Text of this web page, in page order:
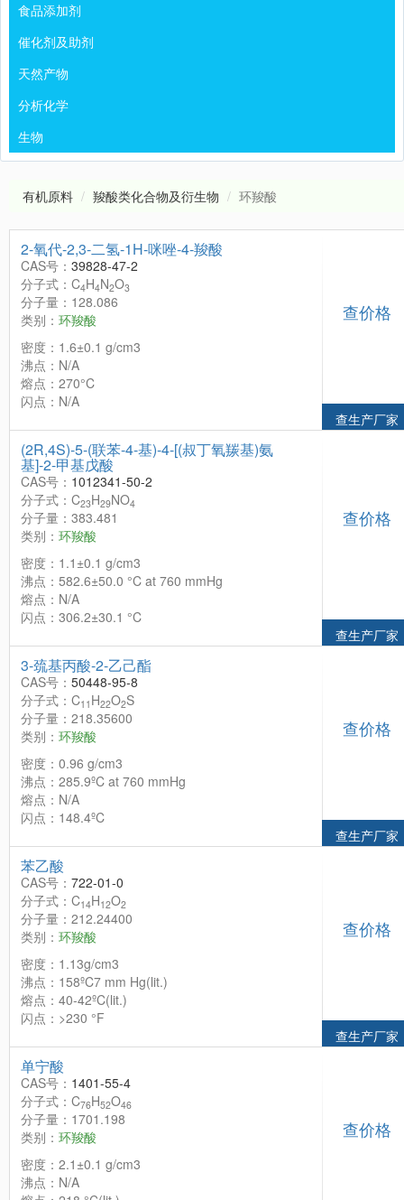
食品添加剂
催化剂及助剂
天然产物
分析化学
生物
有机原料 羧酸类化合物及衍生物 环羧酸
2-氧代-2,3-二氢-1H-咪唑-4-羧酸
CAS号： 39828-47-2
分子式：C4H4N2O3
分子量：128.086
类别： 环羧酸
密度：1.6±0.1 g/cm3
沸点：N/A
熔点：270°C
闪点：N/A
查价格
查生产厂家
(2R,4S)-5-(联苯-4-基)-4-[(叔丁氧羰基)氨
基]-2-甲基戊酸
CAS号： 1012341-50-2
分子式：C23H29NO4
分子量：383.481
类别： 环羧酸
密度：1.1±0.1 g/cm3
沸点：582.6±50.0 °C at 760 mmHg
熔点：N/A
闪点：306.2±30.1 °C
查价格
查生产厂家
3-巯基丙酸-2-乙己酯
CAS号： 50448-95-8
分子式：C11 H22O2S
分子量：218.35600
类别： 环羧酸
密度：0.96 g/cm3
沸点：285.9ºC at 760 mmHg
熔点：N/A
闪点：148.4ºC
查价格
查生产厂家
苯乙酸
CAS号： 722-01-0
分子式：C14H12O2
分子量：212.24400
类别： 环羧酸
密度：1.13g/cm3
沸点：158ºC7 mm Hg(lit.)
熔点：40-42ºC(lit.)
闪点：>230 °F
查价格
查生产厂家
单宁酸
CAS号： 1401-55-4
分子式：C76H52O46
分子量：1701.198
类别： 环羧酸
密度：2.1±0.1 g/cm3
沸点：N/A
查价格